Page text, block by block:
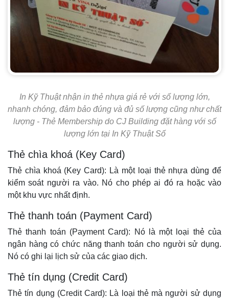
In Kỹ Thuật nhận in thẻ nhựa giá rẻ với số lượng lớn,
nhanh chóng, đảm bảo đúng và đủ số lượng cũng như chất
lượng - Thẻ Membership do CJ Building đặt hàng với số
lượng lớn tại In Kỹ Thuật Số
Thẻ chìa khoá (Key Card)
Thẻ chìa khoá (Key Card): Là một loại thẻ nhựa dùng để
kiểm soát người ra vào. Nó cho phép ai đó ra hoặc vào
một khu vực nhất định.
Thẻ thanh toán (Payment Card)
Thẻ thanh toán (Payment Card): Nó là một loại thẻ của
ngân hàng có chức năng thanh toán cho người sử dụng.
Nó có ghi lại lịch sử của các giao dịch.
Thẻ tín dụng (Credit Card)
Thẻ tín dụng (Credit Card): Là loại thẻ mà người sử dụng